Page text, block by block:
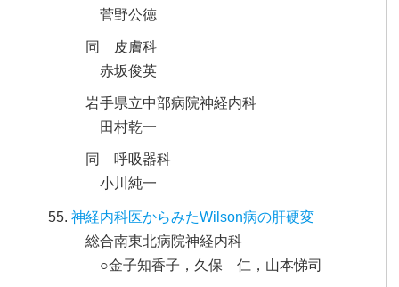
菅野公徳
同 皮膚科
赤坂俊英
岩手県立中部病院神経内科
田村乾一
同 呼吸器科
小川純一
神経内科医からみたWilson病の肝硬変
総合南東北病院神経内科
○金子知香子，久保 仁，山本悌司